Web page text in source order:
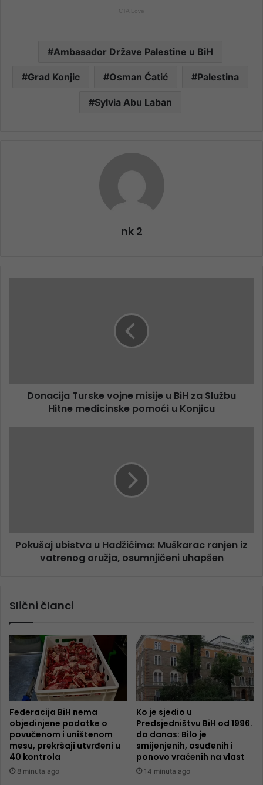
Ambasador Države Palestine u BiH
Grad Konjic Osman Ćatić Palestina
Sylvia Abu Laban
nk 2
Donacija Turske vojne misije u BiH za Službu
Hitne medicinske pomoći u Konjicu
Pokušaj ubistva u Hadžićima: Muškarac ranjen iz
vatrenog oružja, osumnjičeni uhapšen
Slični članci
Federacija BiH nema
objedinjene podatke o
povučenom i uništenom
mesu, prekršaji utvrđeni u
40 kontrola
8 minuta ago
Ko je sjedio u
Predsjedništvu BiH od 1996.
do danas: Bilo je
smijenjenih, osuđenih i
ponovo vraćenih na vlast
14 minuta ago